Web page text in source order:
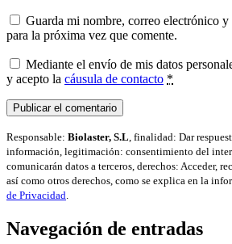
Guarda mi nombre, correo electrónico y
para la próxima vez que comente.
Mediante el envío de mis datos
y acepto la cáusula de contacto *
Responsable: Biolaster, S.L, finalidad: Dar
información, legitimación: consentimiento del
comunicarán datos a terceros, derechos: Acceder,
así como otros derechos, como se explica en la
de Privacidad.
Navegación de entradas